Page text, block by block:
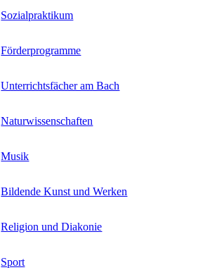
Sozialpraktikum
Förderprogramme
Unterrichtsfächer am Bach
Naturwissenschaften
Musik
Bildende Kunst und Werken
Religion und Diakonie
Sport